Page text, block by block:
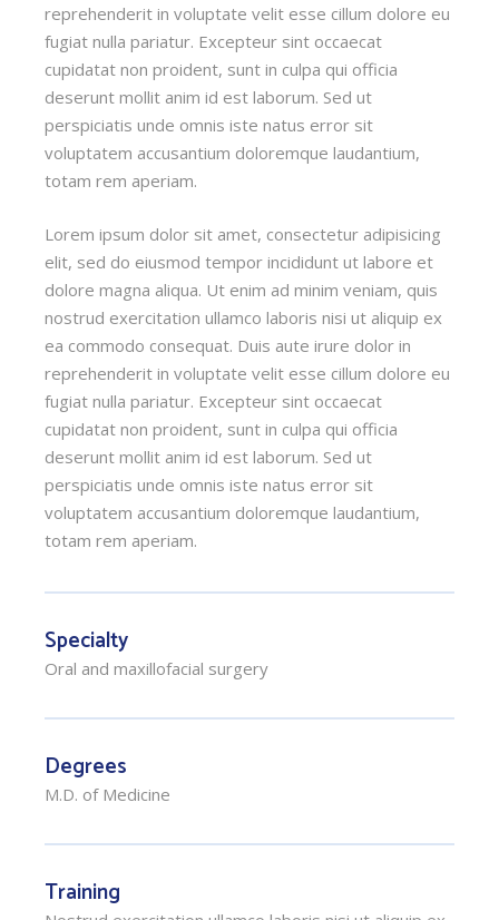
reprehenderit in voluptate velit esse cillum dolore eu
fugiat nulla pariatur. Excepteur sint occaecat
cupidatat non proident, sunt in culpa qui officia
deserunt mollit anim id est laborum. Sed ut
perspiciatis unde omnis iste natus error sit
voluptatem accusantium doloremque laudantium,
totam rem aperiam.
Lorem ipsum dolor sit amet, consectetur adipisicing
elit, sed do eiusmod tempor incididunt ut labore et
dolore magna aliqua. Ut enim ad minim veniam, quis
nostrud exercitation ullamco laboris nisi ut aliquip ex
ea commodo consequat. Duis aute irure dolor in
reprehenderit in voluptate velit esse cillum dolore eu
fugiat nulla pariatur. Excepteur sint occaecat
cupidatat non proident, sunt in culpa qui officia
deserunt mollit anim id est laborum. Sed ut
perspiciatis unde omnis iste natus error sit
voluptatem accusantium doloremque laudantium,
totam rem aperiam.
Specialty
Oral and maxillofacial surgery
Degrees
M.D. of Medicine
Training